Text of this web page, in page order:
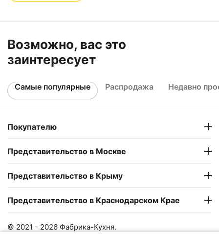
Возможно, вас это
заинтересует
Самые популярные Распродажа Недавно
Покупателю
Представительство в Москве
Представительство в Крыму
Представительство в Краснодарском Крае
© 2021 - 2026 Фабрика-Кухня.